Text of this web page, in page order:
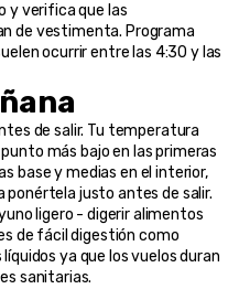
y verifica que las
de vestimenta. Programa
ocurrir entre las 4:30 y las
de salir. Tu temperatura
más bajo en las primeras
base y medias en el interior,
justo antes de salir.
ligero - digerir alimentos
de fácil digestión como
ya que los vuelos duran
sanitarias.